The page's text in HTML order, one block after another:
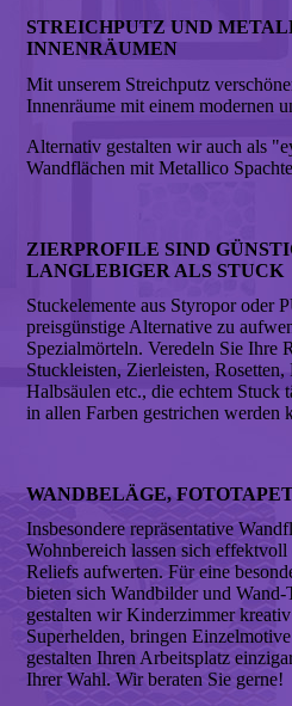
STREICHPUTZ UND
INNENRÄUMEN
Mit unserem Streichputz
Innenräume mit einem modernen
Alternativ gestalten wir auch als
Wandflächen mit Metallico
ZIERPROFILE SIND
LANGLEBIGER ALS STUCK
Stuckelemente aus Styropor oder
preisgünstige Alternative zu
Spezialmörteln. Veredeln Sie Ihre
Stuckleisten, Zierleisten,
Halbsäulen etc., die echtem Stuck
in allen Farben gestrichen werden
WANDBELÄGE,
Insbesondere repräsentative
Wohnbereich lassen sich
Reliefs aufwerten. Für eine
bieten sich Wandbilder und
gestalten wir Kinderzimmer
Superhelden, bringen
gestalten Ihren Arbeitsplatz
Ihrer Wahl. Wir beraten Sie gerne!